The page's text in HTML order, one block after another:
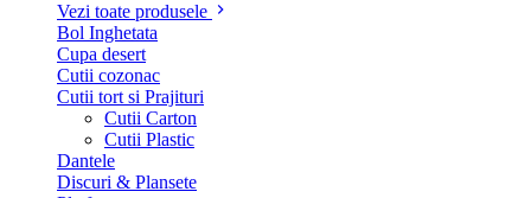
Vezi toate produsele
Bol Inghetata
Cupa desert
Cutii cozonac
Cutii tort si Prajituri
Cutii Carton
Cutii Plastic
Dantele
Discuri & Plansete